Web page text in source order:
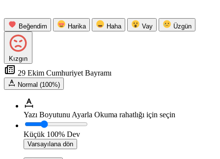
Beğendim Harika Haha Vay Üzgün
Kızgın
29 Ekim Cumhuriyet Bayramı
Normal (100%)
Yazı Boyutunu Ayarla Okuma rahatlığı için seçin
Küçük 100% Dev
Varsayılana dön